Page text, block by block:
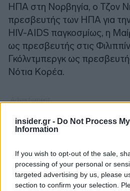
insider.gr - Do Not Process
Information
If you wish to opt-out of the sale,
processing of your personal or
targeted advertising by us, please
section to confirm your selection.
ΗΠΑ στη Νορβηγία, ο Τζον
πρεσβευτής των ΗΠΑ για
HIV-AIDS παγκοσμίως, η
ως πρεσβευτής στις
Γκόλντμπεργκ ως
Νότια Κορέα.